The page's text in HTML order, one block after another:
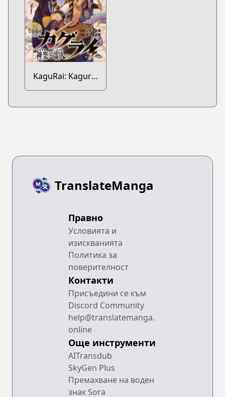
KaguRai: Kagura
to Raito
TranslateManga
Правно
Условията и
изискванията
Политика за
поверителност
Контакти
Присъедини се към
Discord Community
help@translatemanga.
online
Още инструменти
AITransdub
SkyGen Plus
Премахване на воден
знак Sora